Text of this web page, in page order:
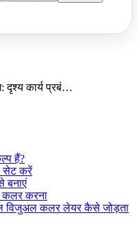
दृश्य कार्य प्रबं…
हैं?
सेट करें
बनाएं
कलर करना
विजुअल कलर लेयर कैसे जोड़ता